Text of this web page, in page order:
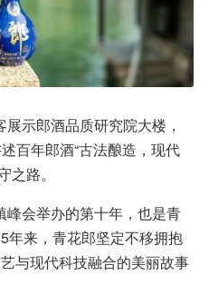
示郎酒品质研究院大楼，
百年郎酒“古法酿造，现代
路。
会举办的第十年，也是青
年来，青花郎坚定不移拥抱
与现代科技融合的美丽故事